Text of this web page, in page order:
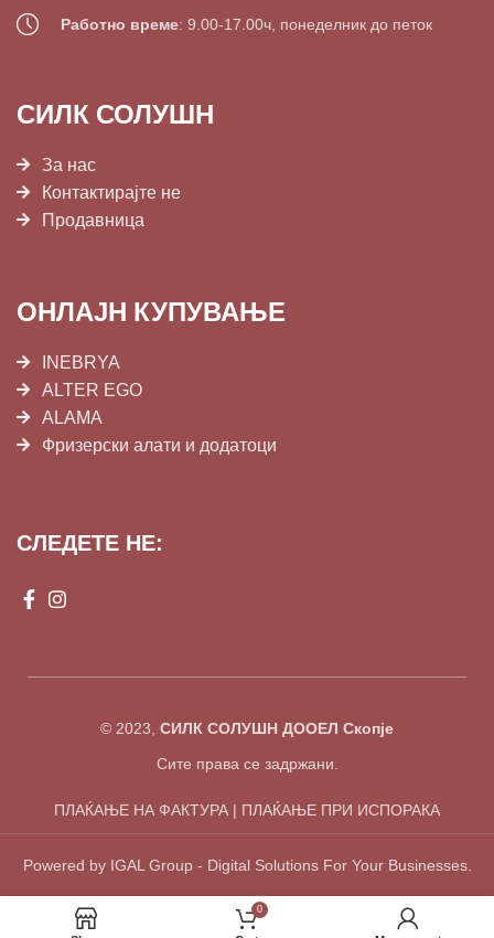
Работно време: 9.00-17.00ч, понеделник до петок
СИЛК СОЛУШН
За нас
Контактирајте не
Продавница
ОНЛАЈН КУПУВАЊЕ
INEBRYA
ALTER EGO
ALAMA
Фризерски алати и додатоци
СЛЕДЕТЕ НЕ:
© 2023, СИЛК СОЛУШН ДООЕЛ Скопје
Сите права се задржани.
ПЛАЌАЊЕ НА ФАКТУРА | ПЛАЌАЊЕ ПРИ ИСПОРАКА
Powered by IGAL Group - Digital Solutions For Your Businesses.
0